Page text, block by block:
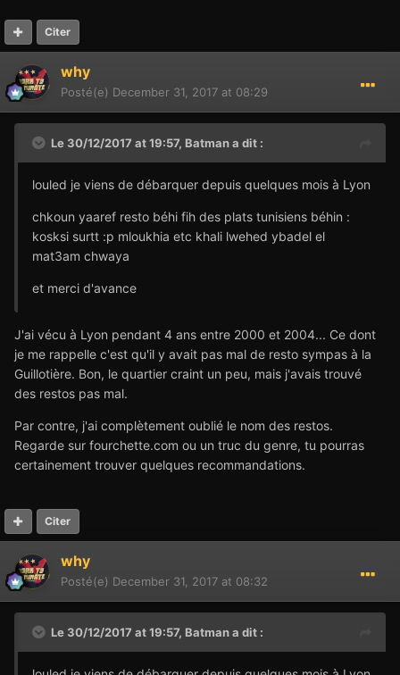
Citer
why
Posté(e) December 31, 2017 at 08:29
Le 30/12/2017 at 19:57, Batmana dit :
louled je viens de débarquer depuis quelques mois à Lyon
chkoun yaaref resto béhi fih des plats tunisiens béhin :
kosksi surtt :p mloukhia etc khali lwehed ybadel el
mat3am chwaya
et merci d'avance
J'ai vécu à Lyon pendant 4 ans entre 2000 et 2004... Ce dont
je me rappelle c'est qu'il y avait pas mal de resto sympas à la
Guillotière. Bon, le quartier craint un peu, mais j'avais trouvé
des restos pas mal.
Par contre, j'ai complètement oublié le nom des restos.
Regarde sur fourchette.com ou un truc du genre, tu pourras
certainement trouver quelques recommandations.
Citer
why
Posté(e) December 31, 2017 at 08:32
Le 30/12/2017 at 19:57, Batmana dit :